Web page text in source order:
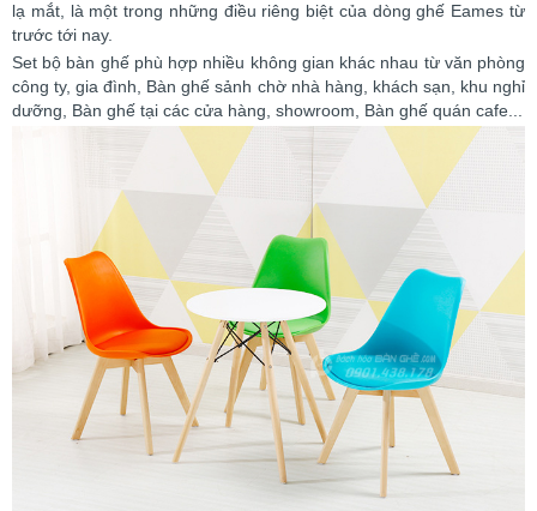
lạ mắt, là một trong những điều riêng biệt của dòng ghế Eames từ
trước tới nay.
Set bộ bàn ghế phù hợp nhiều không gian khác nhau từ văn phòng
công ty, gia đình, Bàn ghế sảnh chờ nhà hàng, khách sạn, khu nghỉ
dưỡng, Bàn ghế tại các cửa hàng, showroom, Bàn ghế quán cafe...